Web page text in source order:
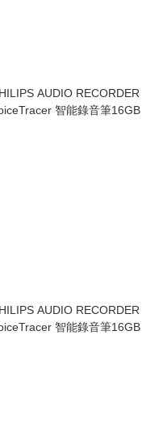
AUDIO RECORDER
智能錄音筆16GB
AUDIO RECORDER
智能錄音筆16GB